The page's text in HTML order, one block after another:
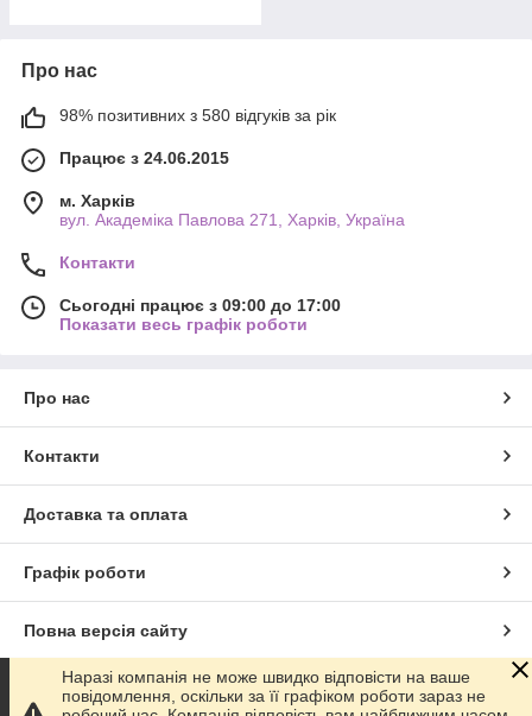
Про нас
98% позитивних з 580 відгуків за рік
Працює з 24.06.2015
м. Харків
вул. Академіка Павлова 271, Харків, Україна
Контакти
Сьогодні працює з 09:00 до 17:00
Показати весь графік роботи
Про нас
Контакти
Доставка та оплата
Графік роботи
Повна версія сайту
Сайт створено на маркетплейсіProm.ua
Наразі компанія не може швидко відповісти на ваше
повідомлення, оскільки за її графіком роботи зараз не